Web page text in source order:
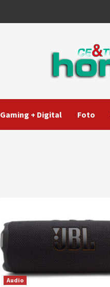
Gaming + Digital Foto
Audio